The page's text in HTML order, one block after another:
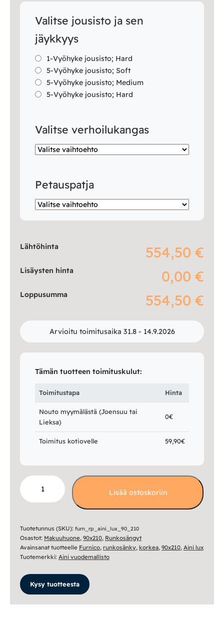
Oma tili|Yhteystiedot|Ostoskori
Valitse jousisto ja sen
jäykkyys
1-Vyöhyke jousisto; Hard
5-Vyöhyke jousisto; Soft
5-Vyöhyke jousisto; Medium
5-Vyöhyke jousisto; Hard
Valitse verhoilukangas
Petauspatja
Lähtöhinta 554,50 €
Lisäysten hinta 0,00 €
Loppusumma 554,50 €
Arvioitu toimitusaika 31.8 - 14.9.2026
Tämän tuotteen toimituskulut:
Toimitustapa Hinta
Nouto myymälästä (Joensuu tai
Lieksa)
0€
Toimitus kotiovelle 59,90€
Aini
Lux
runkosänky
määrä
Lisää ostoskoriin
Tuotetunnus (SKU): furn_rp_aini_lux_90_210
Osastot: Makuuhuone, 90x210, Runkosängyt
Avainsanat tuotteelle Furnico, runkosänky, korkea, 90x210, Aini lux
Tuotemerkki: Aini vuodemallisto
Kysy tuotteesta